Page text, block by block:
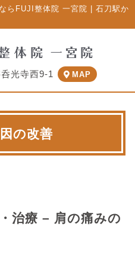
らFUJI整体院 一宮院 | 石刀駅か
光寺西9-1 MAP
の改善
治療 – 肩の痛みの